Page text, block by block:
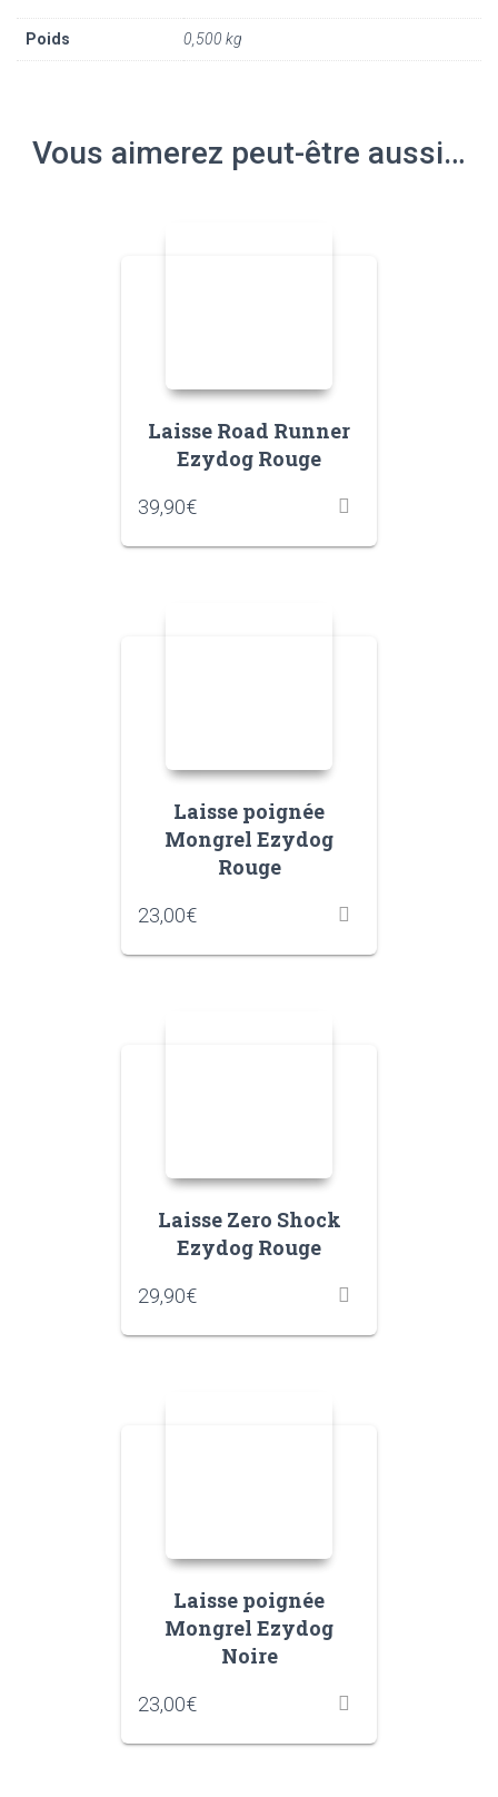
Poids 0,500 kg
Vous aimerez peut-être aussi…
Laisse Road Runner
Ezydog Rouge
39,90€
Laisse poignée
Mongrel Ezydog
Rouge
23,00€
Laisse Zero Shock
Ezydog Rouge
29,90€
Laisse poignée
Mongrel Ezydog
Noire
23,00€